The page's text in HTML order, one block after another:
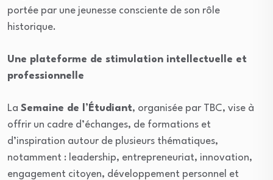
portée par une jeunesse consciente de son rôle
historique.
Une plateforme de stimulation intellectuelle et
professionnelle
La Semaine de l’Étudiant, organisée par TBC, vise à
offrir un cadre d’échanges, de formations et
d’inspiration autour de plusieurs thématiques,
notamment : leadership, entrepreneuriat, innovation,
engagement citoyen, développement personnel et